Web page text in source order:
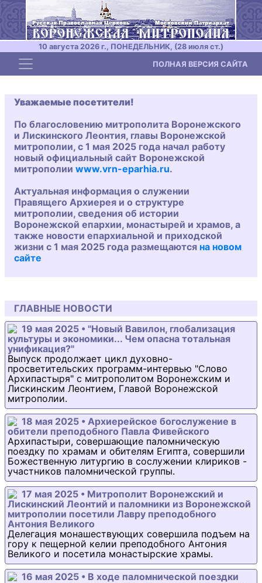
10 августа 2026 г., ПОНЕДЕЛЬНИК, (28 июля ст.)
Toggle navigation ПОЛНАЯ ВЕРСИЯ САЙТА
Уважаемые посетители!
По благословению митрополита Воронежского
и Лискинского Леонтия, главы Воронежской
митрополии, с 1 мая 2025 года начал работу
новый официальный сайт Воронежской
митрополии www.vrn-eparhia.ru.
Актуальная информация о служении
Правящего Архиерея и о структуре
митрополии, сведения об истории
Воронежской епархии, монастырей и храмов, а
также новости епархиальной и приходской
жизни с 1 мая 2025 года размещаются на новом
сайте
ГЛАВНЫЕ НОВОСТИ
19 мая 2025 • "Новый Вавилон, глобализация
культуры и экономики... Чем опасна тотальная
унификация?"
Выпуск продолжает цикл духовно-
просветительских программ-интервью "Слово
Архипастыря" с митрополитом Воронежским и
Лискинским Леонтием, Главой Воронежской
митрополии.
18 мая 2025 • Архиерейское богослужение в
обители преподобного Павла Фивейского
Архипастыри, совершающие паломническую
поездку по храмам и обителям Египта, совершили
Божественную литургию в сослужении клириков -
участников паломнической группы.
17 мая 2025 • Митрополит Воронежский и
Лискинский Леонтий и паломники из Воронежской
митрополии посетили Лавру преподобного
Антония Великого
Делегация монашествующих совершила подъем на
гору к пещерной келии преподобного Антония
Великого и посетила монастырские храмы.
16 мая 2025 • В ходе паломнической поездки